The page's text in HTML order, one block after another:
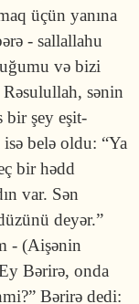
üçün yanına
- sallallahu
və bizi
sənin
bir şey eşit­
belə oldu: “Ya
bir hədd
var. Sən
deyər.”
- (Aişə­nin
Bərirə, onda
Bərirə dedi: